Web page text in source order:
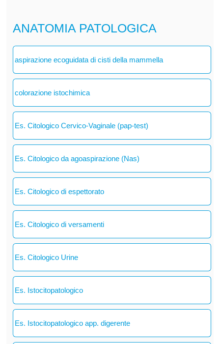
ANATOMIA PATOLOGICA
aspirazione ecoguidata di cisti della mammella
colorazione istochimica
Es. Citologico Cervico-Vaginale (pap-test)
Es. Citologico da agoaspirazione (Nas)
Es. Citologico di espettorato
Es. Citologico di versamenti
Es. Citologico Urine
Es. Istocitopatologico
Es. Istocitopatologico app. digerente